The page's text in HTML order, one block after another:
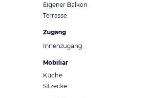
Eigener Balkon
Terrasse
Zugang
Innenzugang
Mobiliar
Küche
Sitzecke